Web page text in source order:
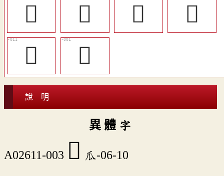
󳮋
󳮉 󳮈
󳮆
󳮊
𤬗
說 明
異 體 字
A02611-003 󳮄 瓜-06-10